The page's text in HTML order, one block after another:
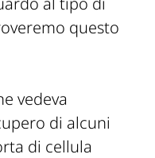
questo
vedeva
di alcuni
di cellula